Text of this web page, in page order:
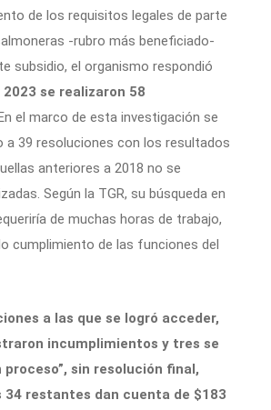
de los requisitos legales de parte
-rubro más beneficiado-
subsidio, el organismo respondió
se realizaron 58
En el marco de esta investigación se
a 39 resoluciones con los resultados
anteriores a 2018 no se
Según la TGR, su búsqueda en
de muchas horas de trabajo,
cumplimiento de las funciones del
a las que se logró acceder,
incumplimientos y tres se
proceso”, sin resolución final,
34 restantes dan cuenta de $183